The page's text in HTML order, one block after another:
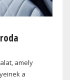
amely
a